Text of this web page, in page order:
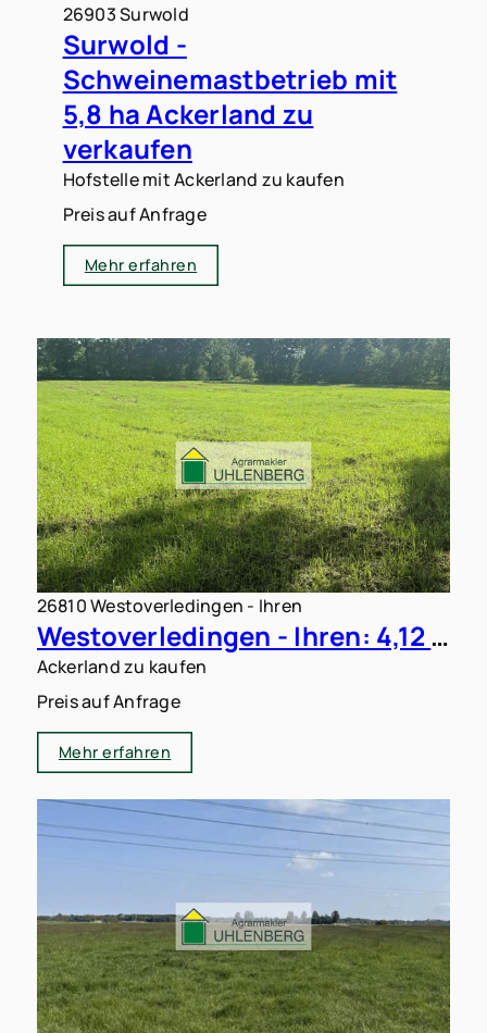
26903 Surwold
Surwold -
Schweinemastbetrieb mit
5,8 ha Ackerland zu
verkaufen
Hofstelle mit Ackerland zu kaufen
Preis auf Anfrage
Mehr erfahren
26810 Westoverledingen - Ihren
Westoverledingen - Ihren: 4,12 ha Ackerland zu verkaufen
Ackerland zu kaufen
Preis auf Anfrage
Mehr erfahren